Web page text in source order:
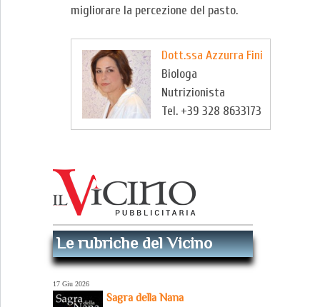
migliorare la percezione del pasto.
Dott.ssa Azzurra Fini
Biologa
Nutrizionista
Tel. +39 328 8633173
Le rubriche del Vicino
17 Giu 2026
Sagra della Nana